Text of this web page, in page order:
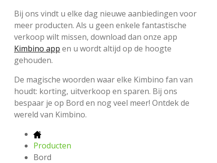
Bij ons vindt u elke dag nieuwe aanbiedingen voor
meer producten. Als u geen enkele fantastische
verkoop wilt missen, download dan onze app
Kimbino app en u wordt altijd op de hoogte
gehouden.
De magische woorden waar elke Kimbino fan van
houdt: korting, uitverkoop en sparen. Bij ons
bespaar je op Bord en nog veel meer! Ontdek de
wereld van Kimbino.
Producten
Bord